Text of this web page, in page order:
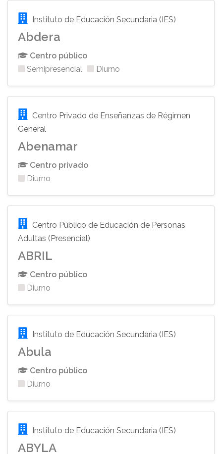
Instituto de Educación Secundaria (IES)
Abdera
Centro público
Semipresencial
Diurno
Centro Privado de Enseñanzas de Régimen
General
Abenamar
Centro privado
Diurno
Centro Público de Educación de Personas
Adultas (Presencial)
ABRIL
Centro público
Diurno
Instituto de Educación Secundaria (IES)
Abula
Centro público
Diurno
Instituto de Educación Secundaria (IES)
ABYLA